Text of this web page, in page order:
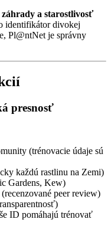
a starostlivosť
identifikátor divokej
Pl@ntNet je správny
presnosť
(trénovacie údaje sú
každú rastlinu na Zemi)
Gardens, Kew)
peer review)
ID pomáhajú trénovať